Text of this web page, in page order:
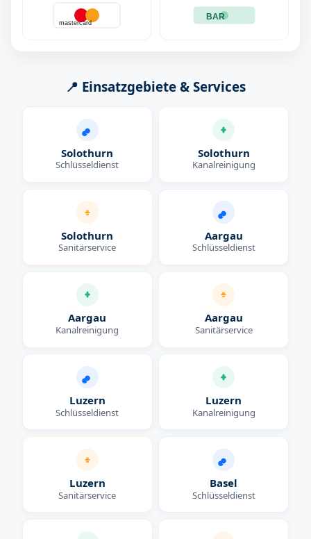
mastercard
BAR
📍 Einsatzgebiete & Services
Solothurn
Schlüsseldienst
Solothurn
Kanalreinigung
Solothurn
Sanitärservice
Aargau
Schlüsseldienst
Aargau
Kanalreinigung
Aargau
Sanitärservice
Luzern
Schlüsseldienst
Luzern
Kanalreinigung
Luzern
Sanitärservice
Basel
Schlüsseldienst